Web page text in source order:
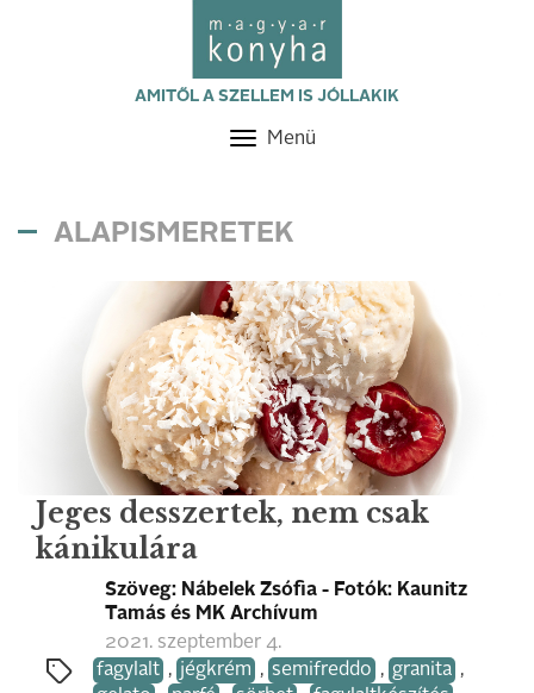
AMITŐL A SZELLEM IS JÓLLAKIK
Toggle
Menü
ALAPISMERETEK
Jeges desszertek, nem csak
kánikulára
Szöveg: Nábelek Zsófia - Fotók: Kaunitz
Tamás és MK Archívum
2021. szeptember 4.
fagylalt , jégkrém , semifreddo , granita ,